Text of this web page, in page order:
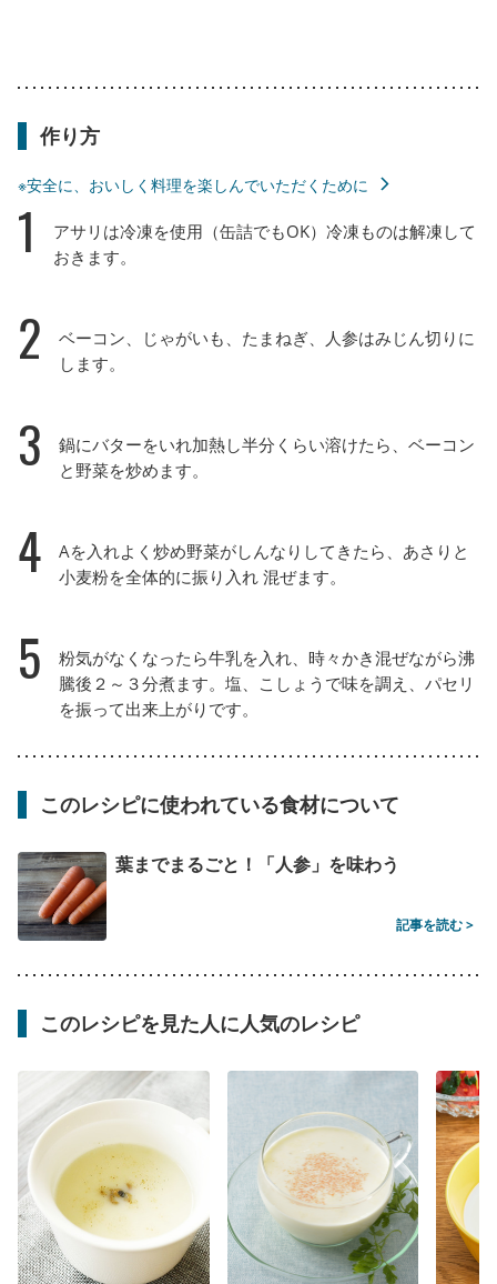
作り方
※安全に、おいしく料理を楽しんでいただくために
1
アサリは冷凍を使用（缶詰でもOK）冷凍ものは解凍して
おきます。
2
ベーコン、じゃがいも、たまねぎ、人参はみじん切りに
します。
3
鍋にバターをいれ加熱し半分くらい溶けたら、ベーコン
と野菜を炒めます。
4
Aを入れよく炒め野菜がしんなりしてきたら、あさりと
小麦粉を全体的に振り入れ 混ぜます。
5
粉気がなくなったら牛乳を入れ、時々かき混ぜながら沸
騰後２～３分煮ます。塩、こしょうで味を調え、パセリ
を振って出来上がりです。
このレシピに使われている食材について
葉までまるごと！「人参」を味わう
記事を読む >
このレシピを見た人に人気のレシピ